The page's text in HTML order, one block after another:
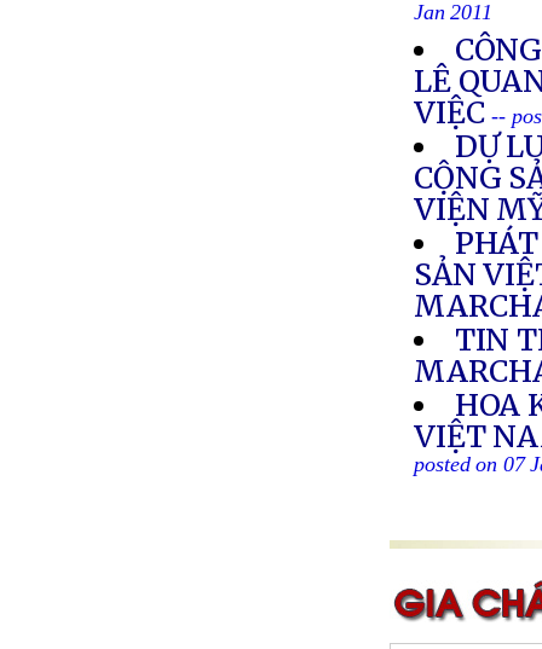
Jan 2011
LÊ
VIỆC --
DỰ
CỘNG
VIỆN
SẢN
TIN
HOA
VIỆT
posted on 07